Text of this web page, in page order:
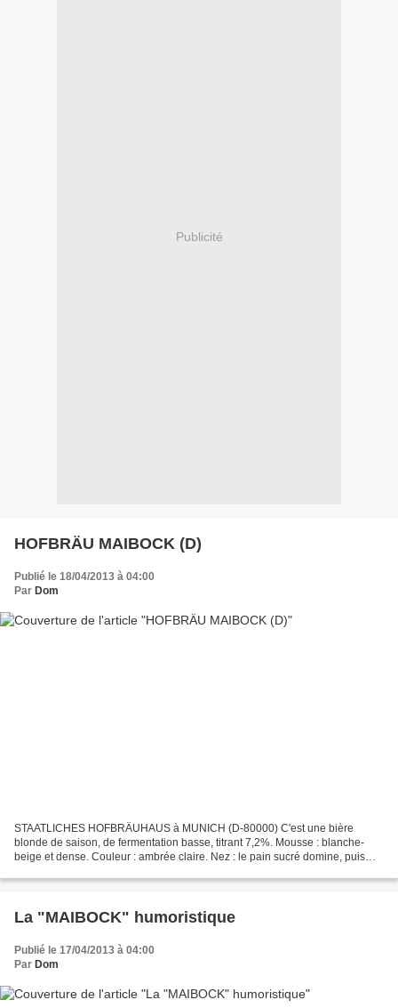
Publicité
HOFBRÄU MAIBOCK (D)
Publié le 18/04/2013 à 04:00
Par Dom
STAATLICHES HOFBRÄUHAUS à MUNICH (D-80000) C'est une bière
blonde de saison, de fermentation basse, titrant 7,2%. Mousse : blanche-
beige et dense. Couleur : ambrée claire. Nez : le pain sucré domine, puis
La "MAIBOCK" humoristique
Publié le 17/04/2013 à 04:00
Par Dom